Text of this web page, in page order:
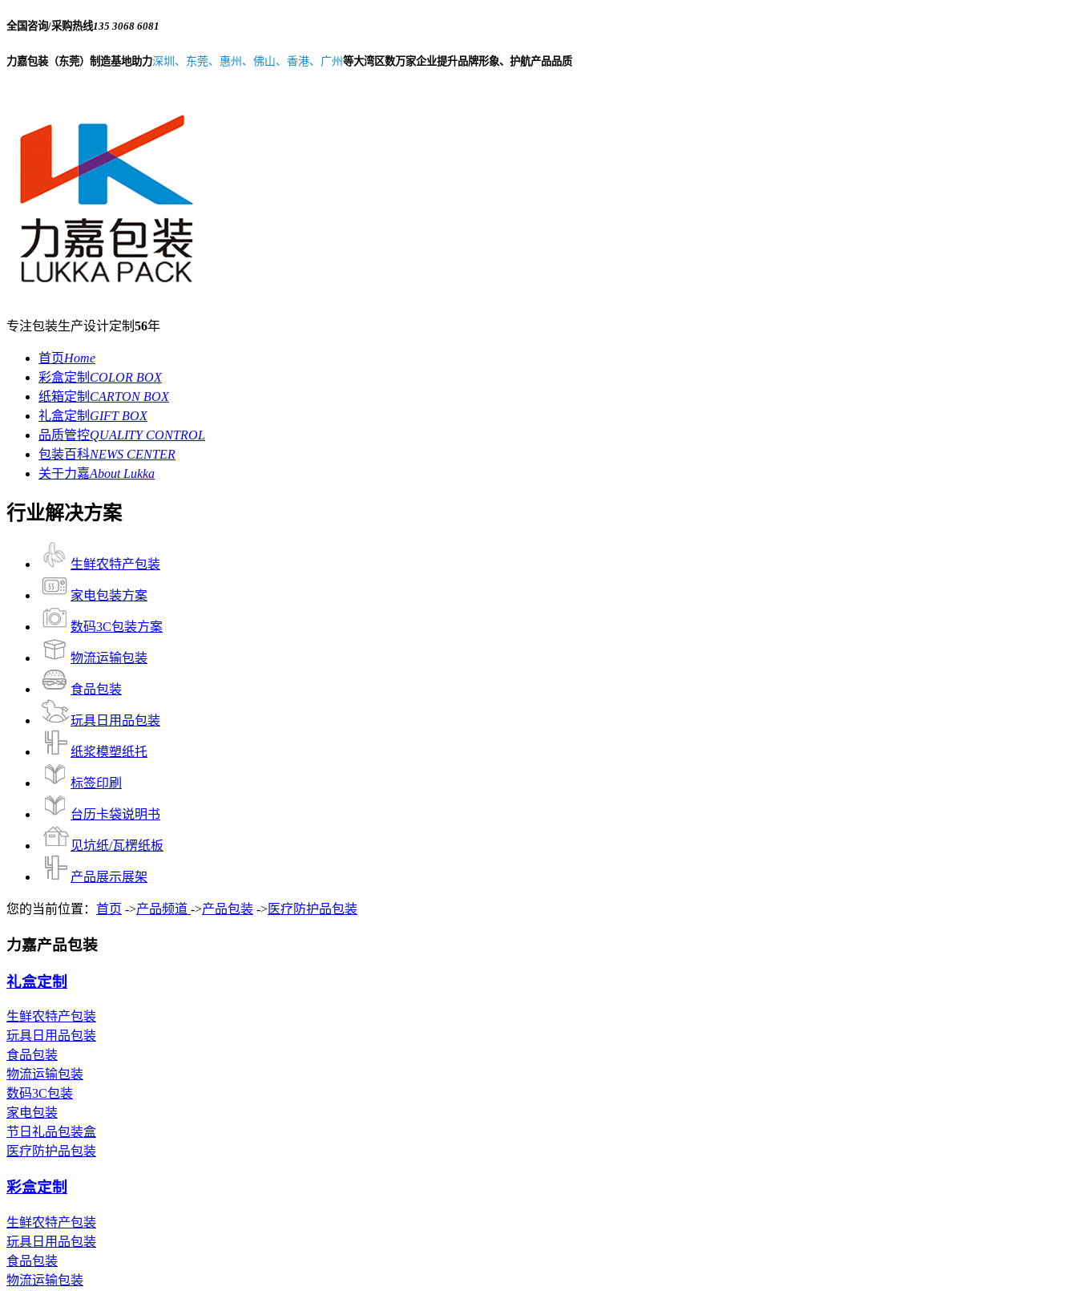
全国咨询/采购热线135 3068 6081
力嘉包装（东莞）制造基地助力深圳、东莞、惠州、佛山、香港、广州 等大湾区数万家企业提升品牌形象、护航产品品质
专注包装生产设计定制 56年
首页Home
彩盒定制 COLOR BOX
纸箱定制 CARTON BOX
礼盒定制 GIFT BOX
品质管控QUALITY CONTROL
包装百科NEWS CENTER
关于力嘉About Lukka
行业解决方案
生鲜农特产包装
家电包装方案
数码3C包装方案
物流运输包装
食品包装
玩具日用品包装
纸浆模塑纸托
标签印刷
台历卡袋说明书
见坑纸/瓦楞纸板
产品展示展架
您的当前位置： 首页 ->产品频道 ->产品包装 ->医疗防护品包装
力嘉产品包装
礼盒定制
生鲜农特产包装
玩具日用品包装
食品包装
物流运输包装
数码3C包装
家电包装
节日礼品包装盒
医疗防护品包装
彩盒定制
生鲜农特产包装
玩具日用品包装
食品包装
物流运输包装